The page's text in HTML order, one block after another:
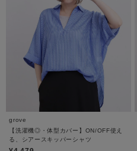
grove
【洗濯機◎・体型カバー】ON/OFF使え
る、シアースキッパーシャツ